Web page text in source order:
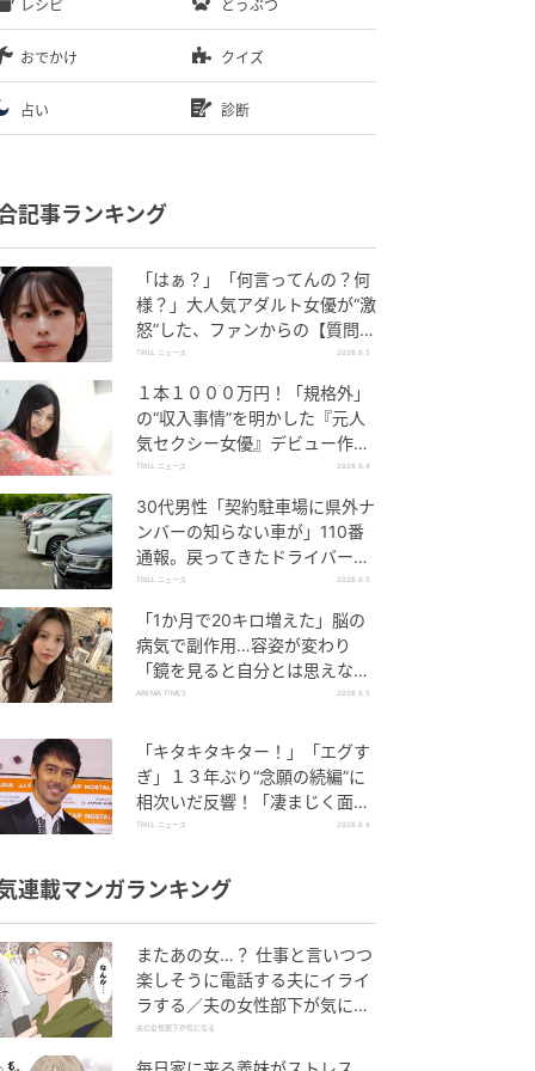
レシピ どうぶつ
おでかけ クイズ
占い 診断
記事ランキング
「はぁ？」「何言ってんの？何
様？」大人気アダルト女優が“激
怒”した、ファンからの【質問】
とは
TRILL ニュース 2026.8.5
１本１０００万円！「規格外」
の“収入事情”を明かした『元人
気セクシー女優』デビュー作
が“１０万本”を記録した逸材
TRILL ニュース 2026.8.4
30代男性「契約駐車場に県外ナ
ンバーの知らない車が」110番
通報。戻ってきたドライバー
の“言い分”に「口論になった」
TRILL ニュース 2026.8.5
「1か月で20キロ増えた」脳の
病気で副作用…容姿が変わり
「鏡を見ると自分とは思えなか
った」壮絶な闘病生活明かす
ABEMA TIMES 2026.8.5
「キタキタキター！」「エグす
ぎ」１３年ぶり“念願の続編”に
相次いだ反響！「凄まじく面白
い」“賞 総なめ”『伝説級ドラ
TRILL ニュース 2026.8.4
連載マンガランキング
またあの女…？ 仕事と言いつつ
楽しそうに電話する夫にイライ
ラする／夫の女性部下が気にな
る（1）【夫婦の危機 まんが】
夫の女性部下が気になる